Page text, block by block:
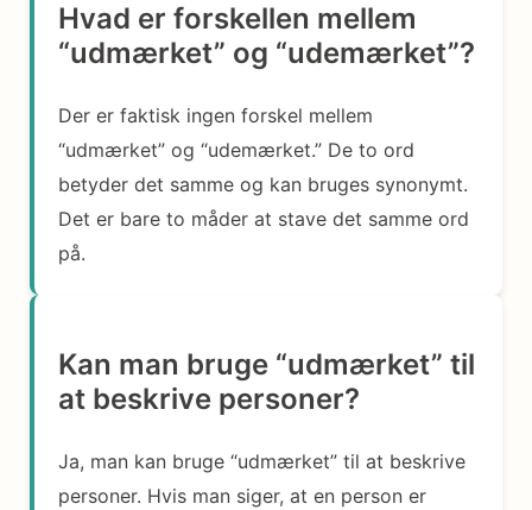
Hvad er forskellen mellem
“udmærket” og “udemærket”?
Der er faktisk ingen forskel mellem
“udmærket” og “udemærket.” De to ord
betyder det samme og kan bruges synonymt.
Det er bare to måder at stave det samme ord
på.
Kan man bruge “udmærket” til
at beskrive personer?
Ja, man kan bruge “udmærket” til at beskrive
personer. Hvis man siger, at en person er